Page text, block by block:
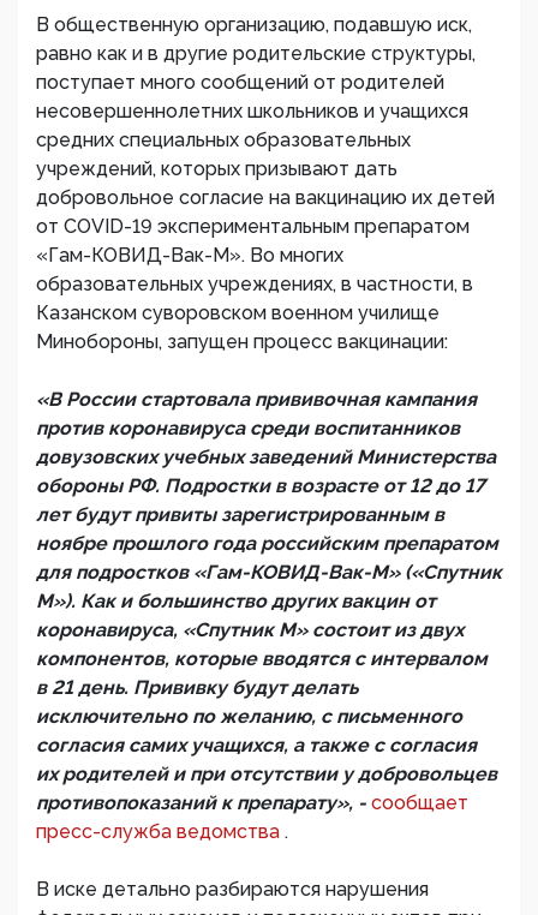
В общественную организацию, подавшую иск,
равно как и в другие родительские структуры,
поступает много сообщений от родителей
несовершеннолетних школьников и учащихся
средних специальных образовательных
учреждений, которых призывают дать
добровольное согласие на вакцинацию их детей
от COVID-19 экспериментальным препаратом
«Гам-КОВИД-Вак-М». Во многих
образовательных учреждениях, в частности, в
Казанском суворовском военном училище
Минобороны, запущен процесс вакцинации:
«В России стартовала прививочная кампания
против коронавируса среди воспитанников
довузовских учебных заведений Министерства
обороны РФ. Подростки в возрасте от 12 до 17
лет будут привиты зарегистрированным в
ноябре прошлого года российским препаратом
для подростков «Гам-КОВИД-Вак-М» («Спутник
М»). Как и большинство других вакцин от
коронавируса, «Спутник М» состоит из двух
компонентов, которые вводятся с интервалом
в 21 день. Прививку будут делать
исключительно по желанию, с письменного
согласия самих учащихся, а также с согласия
их родителей и при отсутствии у добровольцев
противопоказаний к препарату», - сообщает
пресс-служба ведомства .
В иске детально разбираются нарушения